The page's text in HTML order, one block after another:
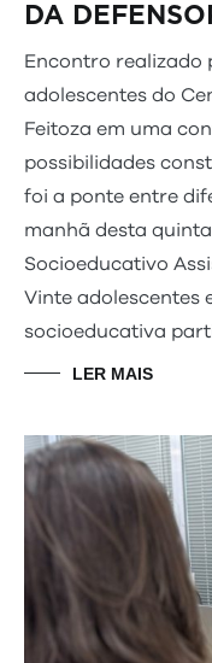
DA
Encontro realizado
adolescentes do
Feitoza em uma
possibilidades
foi a ponte entre
manhã desta
Socioeducativo
Vinte adolescentes
socioeducativa
LER MAIS